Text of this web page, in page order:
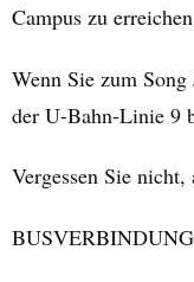
Campus zu
Wenn Sie zum
der U-Bahn-Linie 9
Vergessen Sie